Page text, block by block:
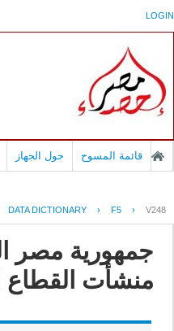
LOGIN
قائمة المسوح حول الجهاز
DATA DICTIONARY › F5 › V248
جمهورية مصر
منشأت القطاع